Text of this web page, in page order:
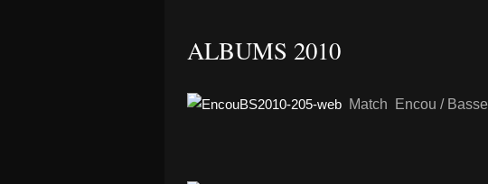
ALBUMS 2010
Match Encou /